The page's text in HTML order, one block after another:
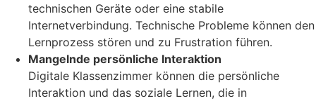
technischen Geräte oder eine stabile
Internetverbindung. Technische Probleme können den
Lernprozess stören und zu Frustration führen.
Mangelnde persönliche Interaktion
Digitale Klassenzimmer können die persönliche
Interaktion und das soziale Lernen, die in